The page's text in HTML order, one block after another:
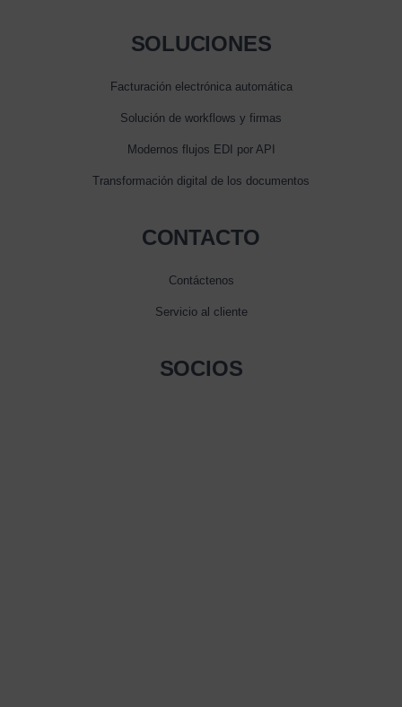
SOLUCIONES
Facturación electrónica automática
Solución de workflows y firmas
Modernos flujos EDI por API
Transformación digital de los documentos
CONTACTO
Contáctenos
Servicio al cliente
SOCIOS